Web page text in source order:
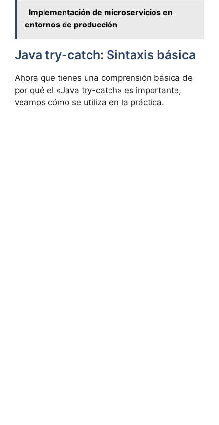
Implementación de microservicios en
entornos de producción
Java try-catch: Sintaxis básica
Ahora que tienes una comprensión básica de
por qué el «Java try-catch» es importante,
veamos cómo se utiliza en la práctica.